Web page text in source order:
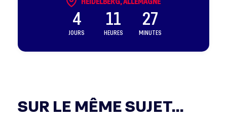
4
JOURS
11
HEURES
27
MINUTES
SUR LE MÊME SUJET...